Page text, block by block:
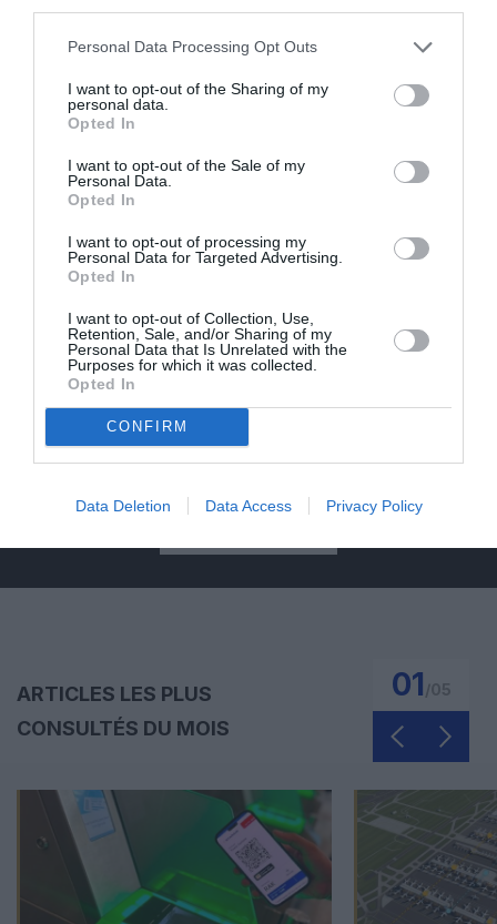
Personal Data Processing Opt Outs
I want to opt-out of the Sharing of my
personal data.
Opted In
I want to opt-out of the Sale of my
Personal Data.
Opted In
I want to opt-out of processing my
Personal Data for Targeted Advertising.
Opted In
I want to opt-out of Collection, Use,
Retention, Sale, and/or Sharing of my
Personal Data that Is Unrelated with the
Purposes for which it was collected.
Opted In
CONFIRM
Data Deletion Data Access Privacy Policy
19 h 23 sans escale : le Boeing 777F de National
Badissi novembri
l’horizon 2030
ABONNEMENT
PUBLICITÉ
MASQUÉE
PSEUDONYME
COMMENTAIRE
ARTICLES LES PLUS
CONSULTÉS DU MOIS
01